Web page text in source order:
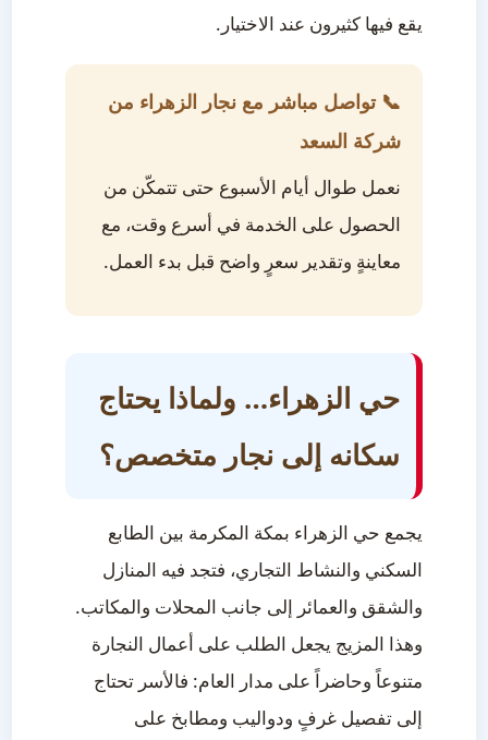
يقع فيها كثيرون عند الاختيار.
📞 تواصل مباشر مع نجار الزهراء من
شركة السعد
نعمل طوال أيام الأسبوع حتى تتمكّن من
الحصول على الخدمة في أسرع وقت، مع
معاينةٍ وتقدير سعرٍ واضح قبل بدء العمل.
حي الزهراء… ولماذا يحتاج
سكانه إلى نجار متخصص؟
يجمع حي الزهراء بمكة المكرمة بين الطابع
السكني والنشاط التجاري، فتجد فيه المنازل
والشقق والعمائر إلى جانب المحلات والمكاتب.
وهذا المزيج يجعل الطلب على أعمال النجارة
متنوعاً وحاضراً على مدار العام: فالأسر تحتاج
إلى تفصيل غرفٍ ودواليب ومطابخ على